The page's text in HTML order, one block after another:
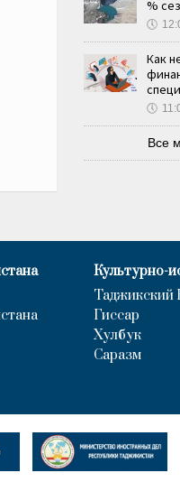
%
🕔
Как
🕔
Все
Культурно-
Таджикский
Гиссар
Хулбук
Саразм